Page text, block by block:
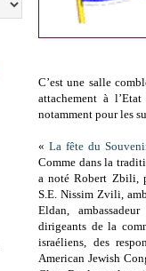
C’est une salle
attachement à
notamment pour les
« La fête du
Comme dans la
a noté Robert Zbili,
S.E. Nissim Zvili,
Eldan,
dirigeants de la
israéliens, des
American Jewish